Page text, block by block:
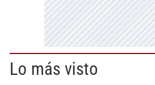
Lo más visto